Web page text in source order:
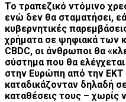
Το τραπεζικό ντόμινο
ενώ δεν θα σταματήσει,
κυβερνητικές
χρήματα σε ψηφιακά των
CBDC, οι άνθρωποι θα
σύστημα που θα
στην Ευρώπη από την ΕΚΤ
καταδικάζονταν δηλαδή
καταθέσεις τους – χωρίς